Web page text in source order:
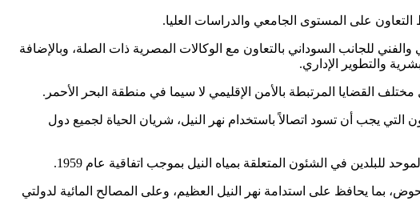
التعاون على المستوى الجامعي والدراسات العليا.
للجانب السوداني بالتعاون مع الوكالات المصرية ذات الصلة، وبالإضافة
والتطوير الإداري.
القضايا المرتبطة بالأمن الإقليمي لا سيما في منطقة البحر الأحمر.
التي يجب أن تسود اتصالاً باستخدام نهر النيل، شريان الحياة لجميع دول
في الشئون المتعلقة بمياه النيل بموجب اتفاقية عام 1959.
بما يحافظ على استدامة نهر النيل العظيم، وعلى المصالح المائية لدولتي